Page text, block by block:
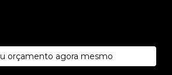
orçamento agora mesmo